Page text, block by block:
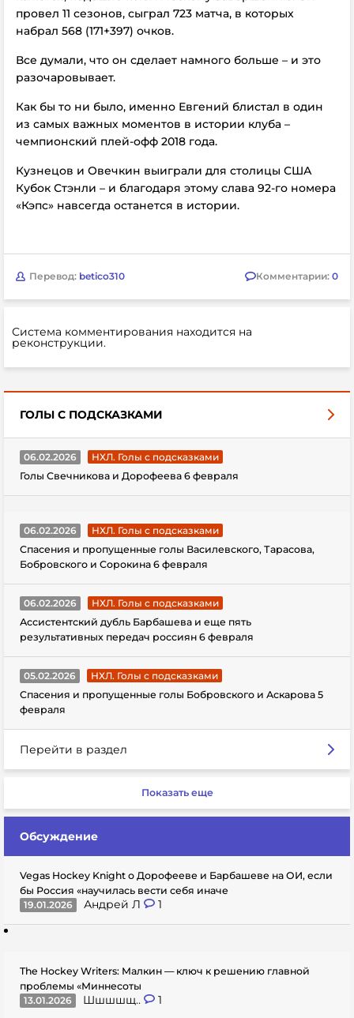
провел 11 сезонов, сыграл 723 матча, в которых
набрал 568 (171+397) очков.
Все думали, что он сделает намного больше – и это
разочаровывает.
Как бы то ни было, именно Евгений блистал в один
из самых важных моментов в истории клуба –
чемпионский плей-офф 2018 года.
Кузнецов и Овечкин выиграли для столицы США
Кубок Стэнли – и благодаря этому слава 92-го номера
«Кэпс» навсегда останется в истории.
Перевод: betico310 Комментарии: 0
Система комментирования находится на
реконструкции.
ГОЛЫ С ПОДСКАЗКАМИ
06.02.2026
НХЛ. Голы с подсказками
Голы Свечникова и Дорофеева 6 февраля
06.02.2026
НХЛ. Голы с подсказками
Спасения и пропущенные голы Василевского, Тарасова,
Бобровского и Сорокина 6 февраля
06.02.2026
НХЛ. Голы с подсказками
Ассистентский дубль Барбашева и еще пять
результативных передач россиян 6 февраля
05.02.2026
НХЛ. Голы с подсказками
Спасения и пропущенные голы Бобровского и Аскарова 5
февраля
Перейти в раздел
Показать еще
Обсуждение
Vegas Hockey Knight о Дорофееве и Барбашеве на ОИ, если
бы Россия «научилась вести себя иначе
19.01.2026
Андрей Л 1
The Hockey Writers: Малкин — ключ к решению главной
проблемы «Миннесоты
13.01.2026
Шшшшщ.. 1